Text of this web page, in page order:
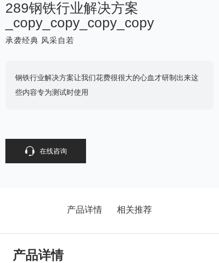
289钢铁行业解决方案
_copy_copy_copy_copy
承袭经典 风采自若
钢铁行业解决方案让我们花费很很大的心血才研制出来这
些内容专为测试时使用
在线咨询
产品详情 相关推荐
产品详情